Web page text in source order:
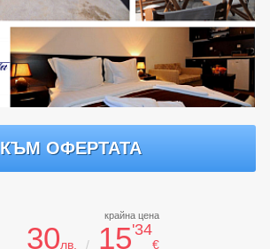
КЪМ ОФЕРТАТА
крайна цена
30лв. / 15'34
€